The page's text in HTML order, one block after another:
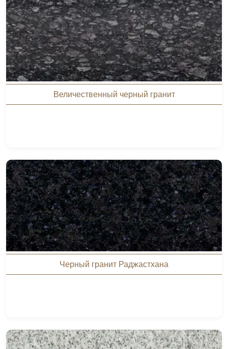
Величественный черный гранит
Черный гранит Раджастхана